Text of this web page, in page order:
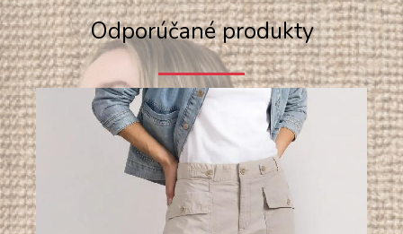
Odporúčané produkty